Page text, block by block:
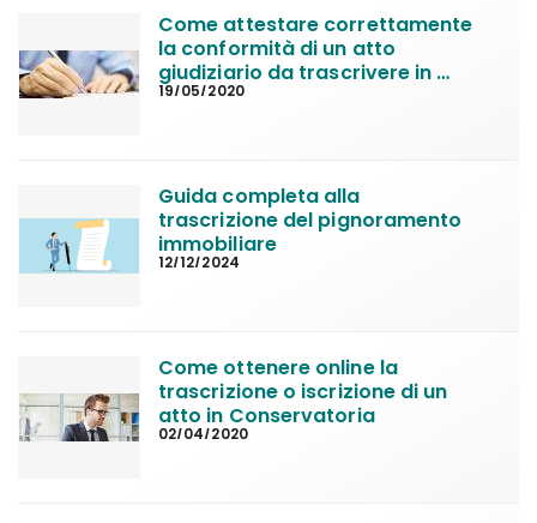
Come attestare correttamente
la conformità di un atto
giudiziario da trascrivere in
Conservatoria
19/05/2020
Guida completa alla
trascrizione del pignoramento
immobiliare
12/12/2024
Come ottenere online la
trascrizione o iscrizione di un
atto in Conservatoria
02/04/2020